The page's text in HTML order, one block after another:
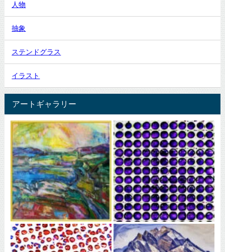
人物
抽象
ステンドグラス
イラスト
アートギャラリー